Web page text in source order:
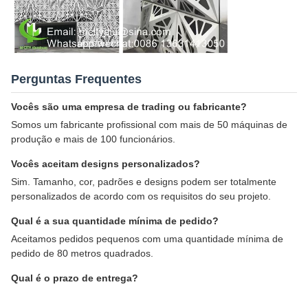
Perguntas Frequentes
Vocês são uma empresa de trading ou fabricante?
Somos um fabricante profissional com mais de 50 máquinas de
produção e mais de 100 funcionários.
Vocês aceitam designs personalizados?
Sim. Tamanho, cor, padrões e designs podem ser totalmente
personalizados de acordo com os requisitos do seu projeto.
Qual é a sua quantidade mínima de pedido?
Aceitamos pedidos pequenos com uma quantidade mínima de
pedido de 80 metros quadrados.
Qual é o prazo de entrega?